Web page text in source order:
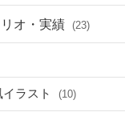
オ・実績 (23)
ラスト (10)